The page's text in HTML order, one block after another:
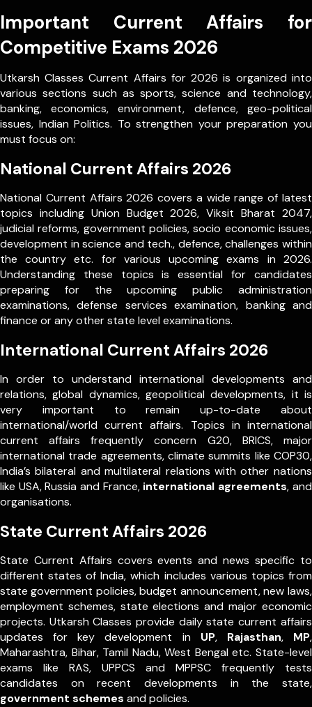
Important Current Affairs for
Competitive Exams 2026
Utkarsh Classes Current Affairs for 2026 is organized into
various sections such as sports, science and technology,
banking, economics, environment, defence, geo-political
issues, Indian Politics. To strengthen your preparation you
must focus on:
National Current Affairs 2026
National Current Affairs 2026 covers a wide range of latest
topics including Union Budget 2026, Viksit Bharat 2047,
judicial reforms, government policies, socio economic issues,
development in science and tech., defence, challenges within
the country etc. for various upcoming exams in 2026.
Understanding these topics is essential for candidates
preparing for the upcoming public administration
examinations, defense services examination, banking and
finance or any other state level examinations.
International Current Affairs 2026
In order to understand international developments and
relations, global dynamics, geopolitical developments, it is
very important to remain up-to-date about
international/world current affairs. Topics in international
current affairs frequently concern G20, BRICS, major
international trade agreements, climate summits like COP30,
India’s bilateral and multilateral relations with other nations
like USA, Russia and France, international agreements, and
organisations.
State Current Affairs 2026
State Current Affairs covers events and news specific to
different states of India, which includes various topics from
state government policies, budget announcement, new laws,
employment schemes, state elections and major economic
projects. Utkarsh Classes provide daily state current affairs
updates for key development in UP, Rajasthan, MP,
Maharashtra, Bihar, Tamil Nadu, West Bengal etc. State-level
exams like RAS, UPPCS and MPPSC frequently tests
candidates on recent developments in the state,
government schemes and policies.